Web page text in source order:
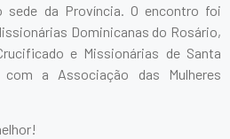
sede da Província. O encontro foi
Dominicanas do Rosário,
e Missionárias de Santa
com a Associação das Mulheres